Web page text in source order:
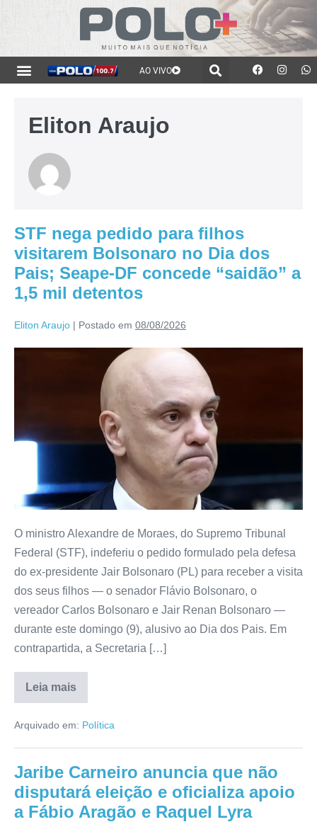
AO VIVO
Eliton Araujo
STF nega pedido para filhos
visitarem Bolsonaro no Dia dos
Pais; Seape-DF concede “saidão” a
1,5 mil detentos
Eliton Araujo | Postado em 08/08/2026
O ministro Alexandre de Moraes, do Supremo Tribunal
Federal (STF), indeferiu o pedido formulado pela defesa
do ex-presidente Jair Bolsonaro (PL) para receber a visita
dos seus filhos — o senador Flávio Bolsonaro, o
vereador Carlos Bolsonaro e Jair Renan Bolsonaro —
durante este domingo (9), alusivo ao Dia dos Pais. Em
contrapartida, a Secretaria […]
Leia mais
Arquivado em: Política
Jaribe Carneiro anuncia que não
disputará eleição e oficializa apoio
a Fábio Aragão e Raquel Lyra